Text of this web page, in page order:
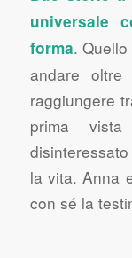
universale
forma.
andare oltre
raggiungere
prima vista
la vita. Anna
con sé la